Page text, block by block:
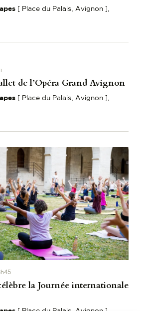
[ Place du Palais, Avignon ],
de l’Opéra Grand Avignon
[ Place du Palais, Avignon ],
la Journée internationale